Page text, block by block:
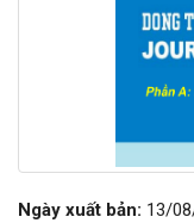
Ngày xuất bản: 13/